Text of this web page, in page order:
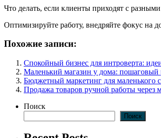
Что делать, если клиенты приходят с
Оптимизируйте работу, внедряйте фокус на
Похожие записи:
Спокойный бизнес для интроверта:
Маленький магазин у дома: пошаговый
Бюджетный маркетинг для маленького
Продажа товаров ручной работы через
Поиск
Поиск